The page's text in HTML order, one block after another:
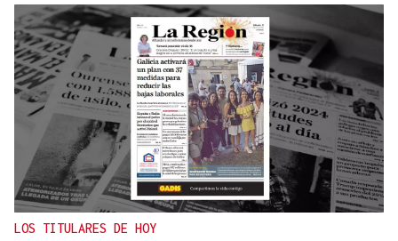
LOS TITULARES DE HOY